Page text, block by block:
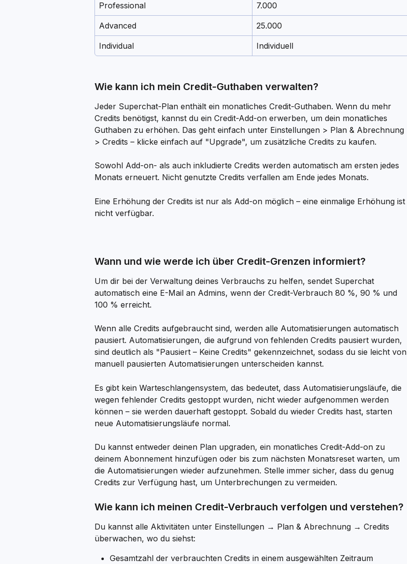
Professional 7.000
Advanced 25.000
Individual Individuell
Wie kann ich mein Credit-Guthaben verwalten?
Jeder Superchat-Plan enthält ein monatliches Credit-Guthaben. Wenn du mehr
Credits benötigst, kannst du ein Credit-Add-on erwerben, um dein monatliches
Guthaben zu erhöhen. Das geht einfach unter Einstellungen > Plan & Abrechnung
> Credits – klicke einfach auf "Upgrade", um zusätzliche Credits zu kaufen.
Sowohl Add-on- als auch inkludierte Credits werden automatisch am ersten jedes
Monats erneuert. Nicht genutzte Credits verfallen am Ende jedes Monats.
Eine Erhöhung der Credits ist nur als Add-on möglich – eine einmalige Erhöhung ist
nicht verfügbar.
Wann und wie werde ich über Credit-Grenzen informiert?
Um dir bei der Verwaltung deines Verbrauchs zu helfen, sendet Superchat
automatisch eine E-Mail an Admins, wenn der Credit-Verbrauch 80 %, 90 % und
100 % erreicht.
Wenn alle Credits aufgebraucht sind, werden alle Automatisierungen automatisch
pausiert. Automatisierungen, die aufgrund von fehlenden Credits pausiert wurden,
sind deutlich als "Pausiert – Keine Credits" gekennzeichnet, sodass du sie leicht von
manuell pausierten Automatisierungen unterscheiden kannst.
Es gibt kein Warteschlangensystem, das bedeutet, dass Automatisierungsläufe, die
wegen fehlender Credits gestoppt wurden, nicht wieder aufgenommen werden
können – sie werden dauerhaft gestoppt. Sobald du wieder Credits hast, starten
neue Automatisierungsläufe normal.
Du kannst entweder deinen Plan upgraden, ein monatliches Credit-Add-on zu
deinem Abonnement hinzufügen oder bis zum nächsten Monatsreset warten, um
die Automatisierungen wieder aufzunehmen. Stelle immer sicher, dass du genug
Credits zur Verfügung hast, um Unterbrechungen zu vermeiden.
Wie kann ich meinen Credit-Verbrauch verfolgen und verstehen?
Du kannst alle Aktivitäten unter Einstellungen → Plan & Abrechnung → Credits
überwachen, wo du siehst:
Gesamtzahl der verbrauchten Credits in einem ausgewählten Zeitraum